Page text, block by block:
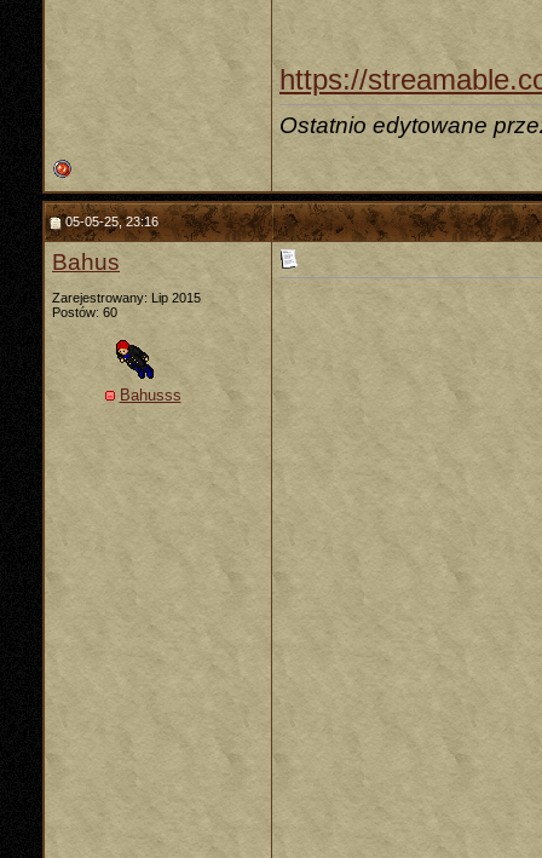
https://
Ostatnio edytowane
05-05-25, 23:16
Bahus
Zarejestrowany: Lip 2015
Postów: 60
Bahusss